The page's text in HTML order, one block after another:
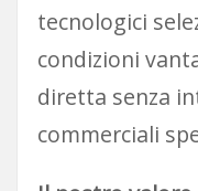
tecnologici
condizioni
diretta senza
commerciali